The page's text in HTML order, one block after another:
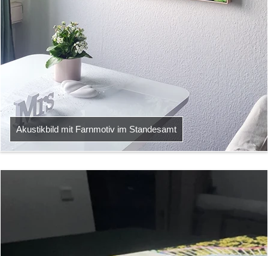
Akustikbild mit Farnmotiv im Standesamt